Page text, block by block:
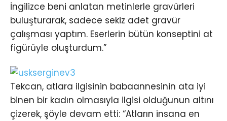
İngilizce beni anlatan metinlerle gravürleri
buluşturarak, sadece sekiz adet gravür
çalışması yaptım. Eserlerin bütün konseptini at
figürüyle oluşturdum.”
Tekcan, atlara ilgisinin babaannesinin ata iyi
binen bir kadın olmasıyla ilgisi olduğunun altını
çizerek, şöyle devam etti: “Atların insana en